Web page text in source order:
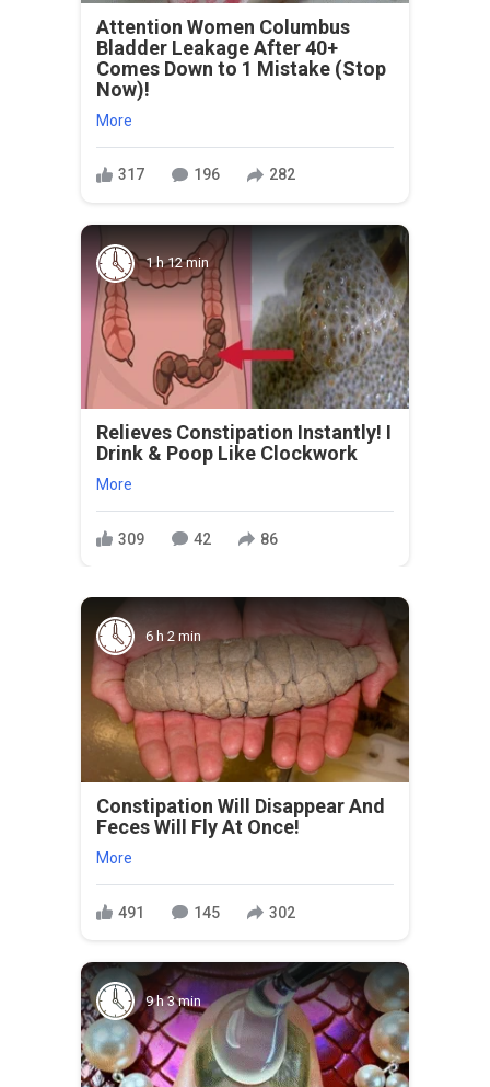
Attention Women Columbus
Bladder Leakage After 40+
Comes Down to 1 Mistake (Stop
Now)!
More
317 196 282
1 h 12 min
Relieves Constipation Instantly! I
Drink & Poop Like Clockwork
More
309 42 86
6 h 2 min
Constipation Will Disappear And
Feces Will Fly At Once!
More
491 145 302
9 h 3 min